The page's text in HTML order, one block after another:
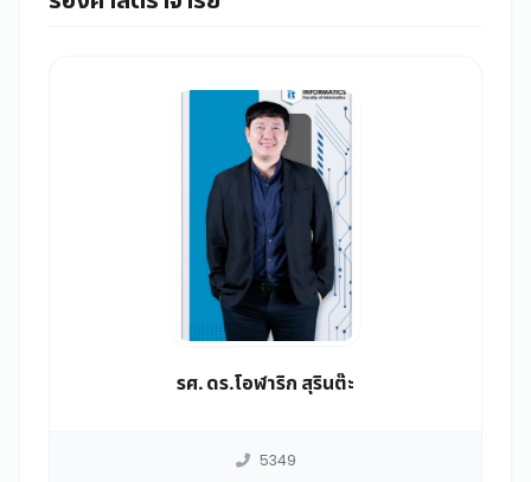
รศ. ดร.โอฬาริก สุรินต๊ะ
5349